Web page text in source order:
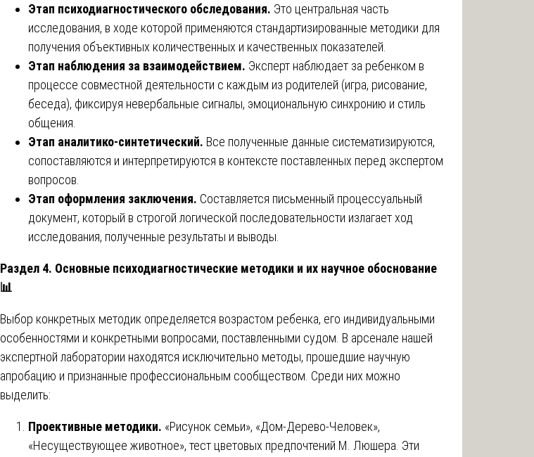
Этап психодиагностического обследования. Это центральная часть
исследования, в ходе которой применяются стандартизированные методики для
получения объективных количественных и качественных показателей.
Этап наблюдения за взаимодействием. Эксперт наблюдает за ребенком в
процессе совместной деятельности с каждым из родителей (игра, рисование,
беседа), фиксируя невербальные сигналы, эмоциональную синхронию и стиль
общения.
Этап аналитико-синтетический. Все полученные данные систематизируются,
сопоставляются и интерпретируются в контексте поставленных перед экспертом
вопросов.
Этап оформления заключения. Составляется письменный процессуальный
документ, который в строгой логической последовательности излагает ход
исследования, полученные результаты и выводы.
Раздел 4. Основные психодиагностические методики и их научное обоснование
📊
Выбор конкретных методик определяется возрастом ребенка, его индивидуальными
особенностями и конкретными вопросами, поставленными судом. В арсенале нашей
экспертной лаборатории находятся исключительно методы, прошедшие научную
апробацию и признанные профессиональным сообществом. Среди них можно
выделить:
Проективные методики. «Рисунок семьи», «Дом-Дерево-Человек»,
«Несуществующее животное», тест цветовых предпочтений М. Люшера. Эти